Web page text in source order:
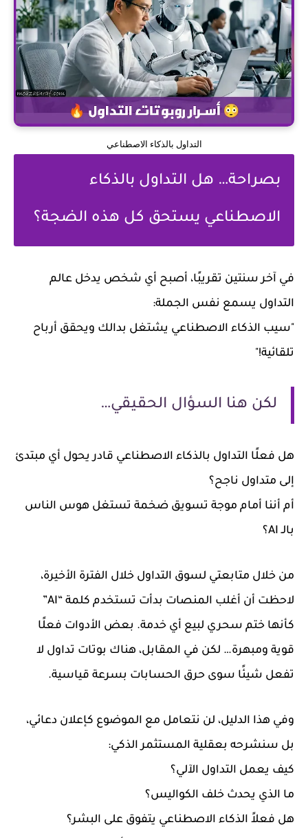
التداول بالذكاء الاصطناعي
بصراحة… هل التداول بالذكاء
الاصطناعي يستحق كل هذه الضجة؟
في آخر سنتين تقريبًا، أصبح أي شخص يدخل عالم
التداول يسمع نفس الجملة:
"سيب الذكاء الاصطناعي يشتغل بدالك ويحقق أرباح
تلقائية!"
لكن هنا السؤال الحقيقي…
هل فعلًا التداول بالذكاء الاصطناعي قادر يحول أي مبتدئ
إلى متداول ناجح؟
أم أننا أمام موجة تسويق ضخمة تستغل هوس الناس
بالـ AI؟
من خلال متابعتي لسوق التداول خلال الفترة الأخيرة،
لاحظت أن أغلب المنصات بدأت تستخدم كلمة “AI”
كأنها ختم سحري لبيع أي خدمة. بعض الأدوات فعلًا
قوية ومبهرة… لكن في المقابل، هناك بوتات تداول لا
تفعل شيئًا سوى حرق الحسابات بسرعة قياسية.
وفي هذا الدليل، لن نتعامل مع الموضوع كإعلان دعائي،
بل سنشرحه بعقلية المستثمر الذكي:
كيف يعمل التداول الآلي؟
ما الذي يحدث خلف الكواليس؟
هل فعلاً الذكاء الاصطناعي يتفوق على البشر؟